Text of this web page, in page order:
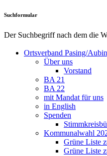
Suchformular
Der Suchbegriff nach dem die
Ortsverband Pasing/
Über uns
Vorstand
BA 21
BA 22
mit Mandat für uns
in English
Spenden
Kommunalwahl
Grüne Liste
Grüne Liste